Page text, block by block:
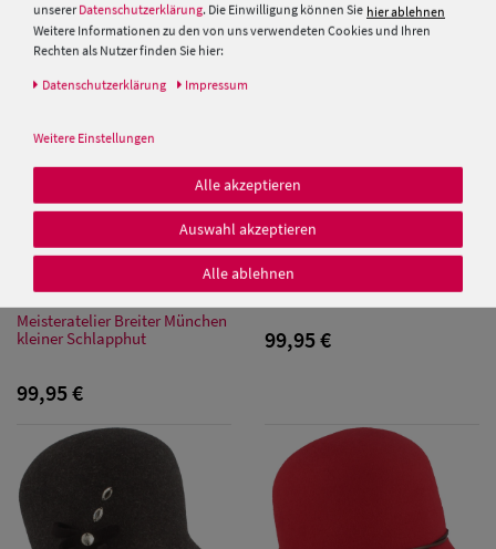
Damen UV-
Bandana Caps
Damen
Sonnenschilder
Meisteratelier Breiter München
kleiner Schlapphut
99,95 €
Breiter Meisteratelier Kleine
Glocke Filz-Glocke mit Biese
99,95 €
unsererDatenschutzerklärung. Die Einwilligung können Sie hier ablehnen
Weitere Informationen zu den von uns verwendeten Cookies und Ihren
Rechten als Nutzer finden Sie hier:
Daten­schutz­erklärung Impressum
Weitere Einstellungen
Alle akzeptieren
Auswahl akzeptieren
Alle ablehnen